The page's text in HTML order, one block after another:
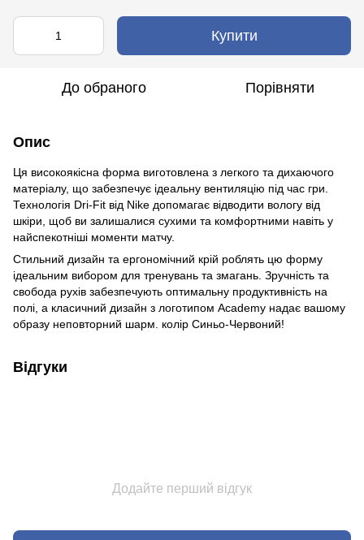
Купити
До обраного Порівняти
Опис
Ця високоякісна форма виготовлена з легкого та дихаючого
матеріалу, що забезпечує ідеальну вентиляцію під час гри.
Технологія Dri-Fit від Nike допомагає відводити вологу від
шкіри, щоб ви залишалися сухими та комфортними навіть у
найспекотніші моменти матчу.
Стильний дизайн та ергономічний крій роблять цю форму
ідеальним вибором для тренувань та змагань. Зручність та
свобода рухів забезпечують оптимальну продуктивність на
полі, а класичний дизайн з логотипом Academy надає вашому
образу неповторний шарм. колір Синьо-Червоний!
Відгуки
Додайте перший відгук